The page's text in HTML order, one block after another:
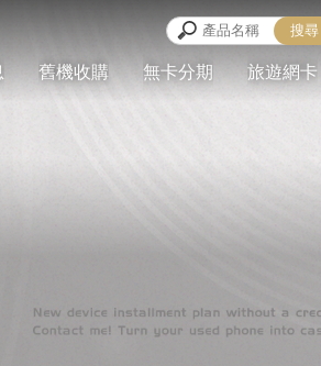
舊機收購 無卡分期 旅遊網卡